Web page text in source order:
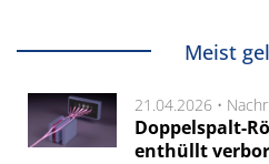
Meist
21.04.2026 •
Doppelspalt-
enthüllt